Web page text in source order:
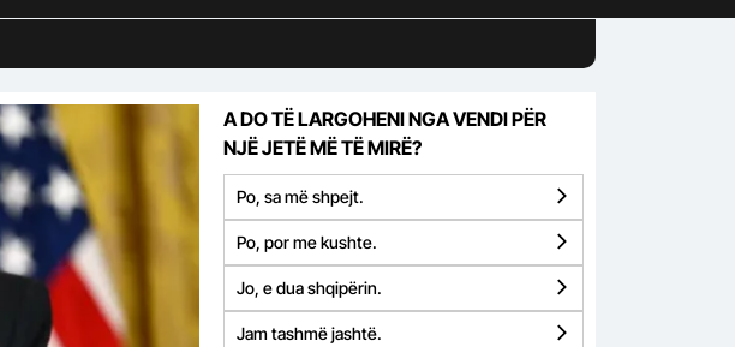
A DO TË LARGOHENI NGA VENDI PËR
NJË JETË MË TË MIRË?
Po, sa më shpejt.
Po, por me kushte.
Jo, e dua shqipërin.
Jam tashmë jashtë.